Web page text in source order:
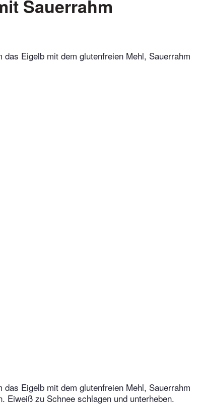
Sauerrahm
Eigelb mit dem glutenfreien Mehl, Sauerrahm
Eigelb mit dem glutenfreien Mehl, Sauerrahm
Eiweiß zu Schnee schlagen und unterheben.